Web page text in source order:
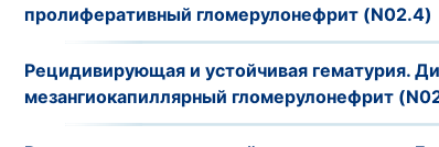
пролиферативный гломерулонефрит (N02.4)
Рецидивирующая и устойчивая гематурия.
мезангиокапиллярный гломерулонефрит